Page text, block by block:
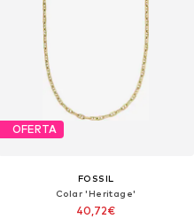
OFERTA
FOSSIL
Colar 'Heritage'
40,72€